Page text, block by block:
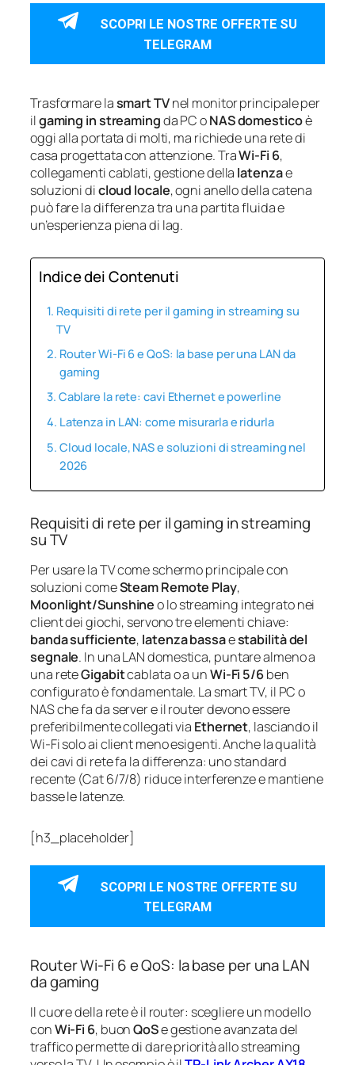
SCOPRI LE NOSTRE OFFERTE SU
TELEGRAM
Trasformare lasmart TVnel monitor principale per
ilgaming in streamingda PC oNAS domesticoè
oggi alla portata di molti, ma richiede una rete di
casa progettata con attenzione. TraWi-Fi 6,
collegamenti cablati, gestione della latenzae
soluzioni dicloud locale, ogni anello della catena
può fare la differenza tra una partita fluida e
un’esperienza piena di lag.
Indice dei Contenuti
Requisiti di rete per il gaming in streaming su
TV
Router Wi-Fi 6 e QoS: la base per una LAN da
gaming
Cablare la rete: cavi Ethernet e powerline
Latenza in LAN: come misurarla e ridurla
Cloud locale, NAS e soluzioni di streaming nel
2026
Requisiti di rete per il gaming in streaming
su TV
Per usare la TV come schermo principale con
soluzioni comeSteam Remote Play,
Moonlight/Sunshineo lo streaming integrato nei
client dei giochi, servono tre elementi chiave:
banda sufficiente, latenza bassaestabilità del
segnale. In una LAN domestica, puntare almeno a
una reteGigabitcablata o a unWi-Fi 5/6ben
configurato è fondamentale. La smart TV, il PC o
NAS che fa da server e il router devono essere
preferibilmente collegati via Ethernet, lasciando il
Wi-Fi solo ai client meno esigenti. Anche la qualità
dei cavi di rete fa la differenza: uno standard
recente (Cat 6/7/8) riduce interferenze e mantiene
basse le latenze.
[h3_placeholder]
SCOPRI LE NOSTRE OFFERTE SU
TELEGRAM
Router Wi-Fi 6 e QoS: la base per una LAN
da gaming
Il cuore della rete è il router: scegliere un modello
conWi-Fi 6, buonQoSe gestione avanzata del
traffico permette di dare priorità allo streaming